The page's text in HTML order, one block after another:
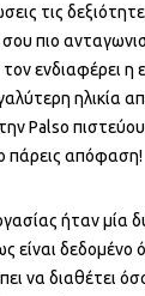
τις
πιο
ενδιαφέρει η
ηλικία
Palso
πάρεις απόφαση!
ήταν μία
είναι δεδομένο
να διαθέτει